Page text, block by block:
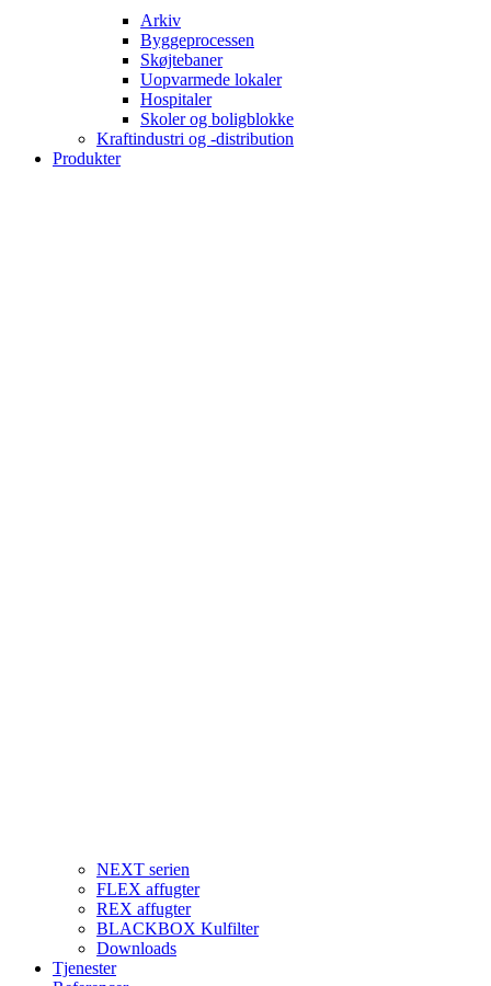
Arkiv
Byggeprocessen
Skøjtebaner
Uopvarmede lokaler
Hospitaler
Skoler og boligblokke
Kraftindustri og -distribution
Produkter
NEXT serien
FLEX affugter
REX affugter
BLACKBOX Kulfilter
Downloads
Tjenester